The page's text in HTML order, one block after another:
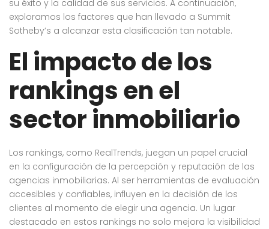
su éxito y la calidad de sus servicios. A continuación,
exploramos los factores que han llevado a Summit
Sotheby’s a alcanzar esta clasificación tan notable.
El impacto de los
rankings en el
sector inmobiliario
Los rankings, como RealTrends, juegan un papel crucial
en la configuración de la percepción y reputación de las
agencias inmobiliarias. Al ser herramientas de evaluación
accesibles y confiables, influyen en la decisión de los
clientes al momento de elegir una agencia. Un lugar
destacado en estos rankings no solo mejora la visibilidad